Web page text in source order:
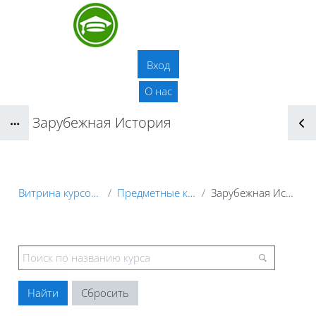
Перейти к основному содержанию
Вход
О нас
Зарубежная История
Витрина курсов 3KL Предметные курсы Зарубежная История